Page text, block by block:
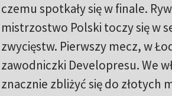
czemu spotkały się w finale.
mistrzostwo Polski toczy się w
zwycięstw. Pierwszy mecz, w
zawodniczki Developresu. We
znacznie zbliżyć się do złotych